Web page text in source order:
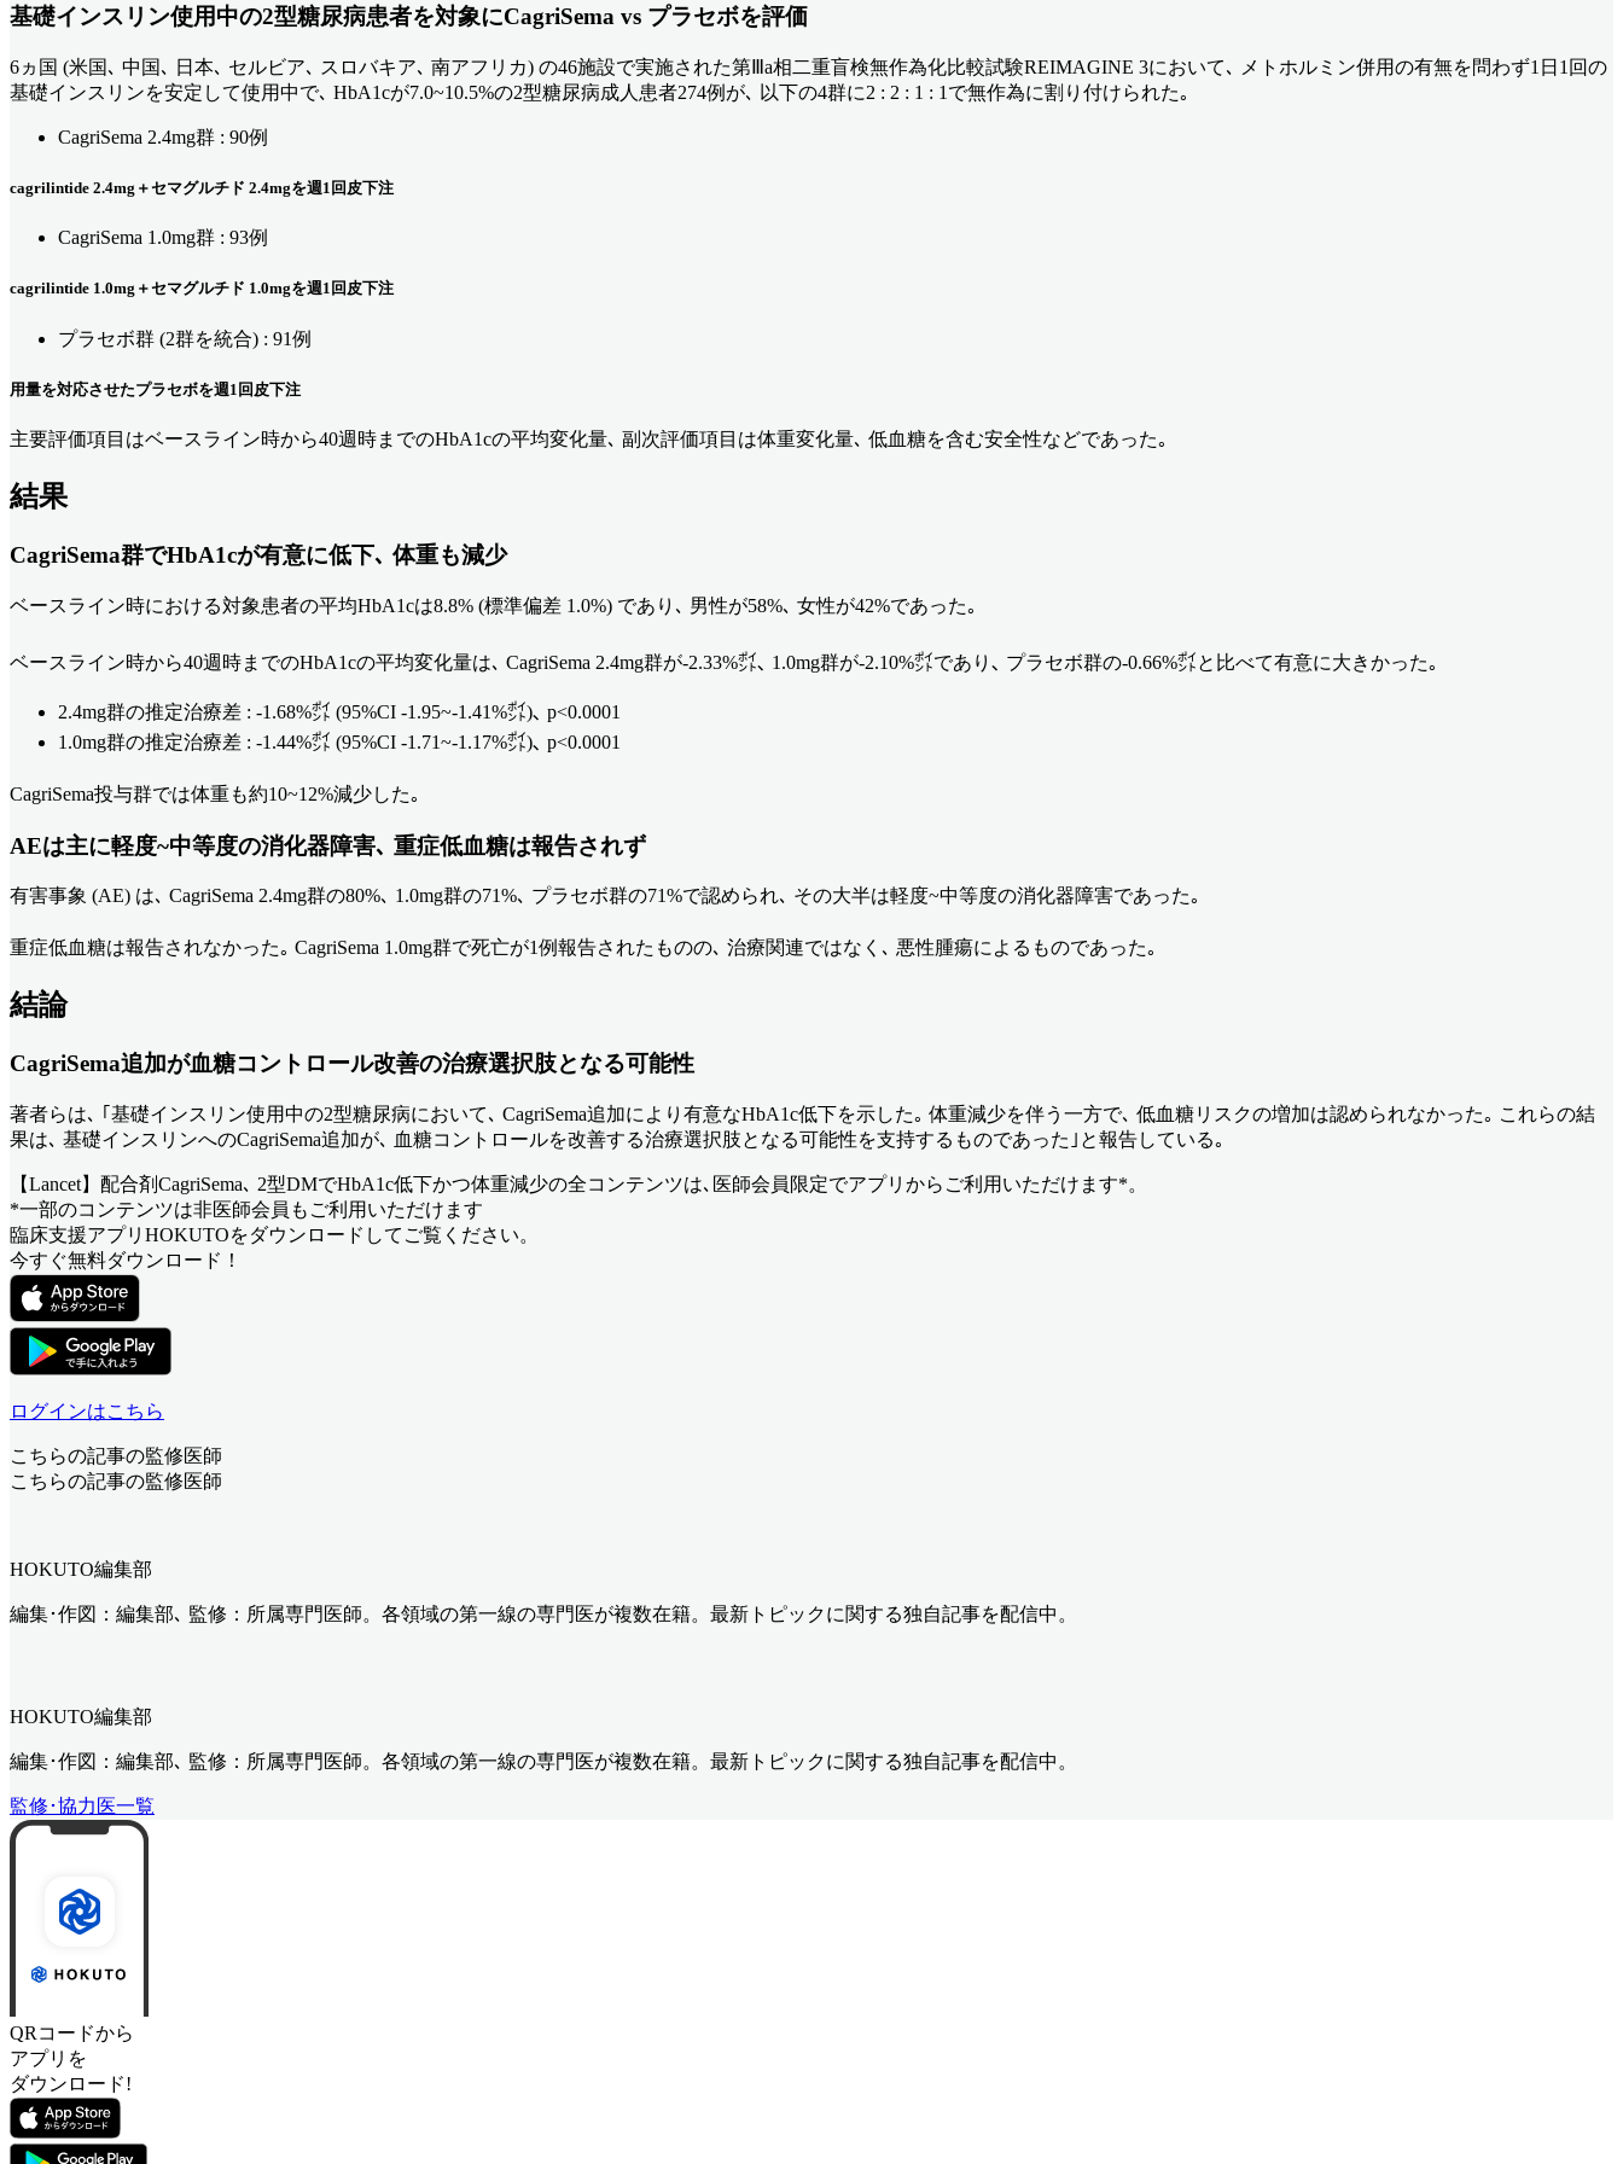
基礎インスリン使用中の2型糖尿病患者を対象にCagriSema vs プラセボを評価
6ヵ国 (米国､ 中国､ 日本､ セルビア､ スロバキア､ 南アフリカ) の46施設で実施された第Ⅲa相二重盲検無作為化比較試験REIMAGINE 3において､ メトホルミン併用の有無を問わず1日1回の
基礎インスリンを安定して使用中で､ HbA1cが7.0~10.5%の2型糖尿病成人患者274例が､ 以下の4群に2 : 2 : 1 : 1で無作為に割り付けられた｡
CagriSema 2.4mg群 : 90例
cagrilintide 2.4mg＋セマグルチド 2.4mgを週1回皮下注
CagriSema 1.0mg群 : 93例
cagrilintide 1.0mg＋セマグルチド 1.0mgを週1回皮下注
プラセボ群 (2群を統合) : 91例
用量を対応させたプラセボを週1回皮下注
主要評価項目はベースライン時から40週時までのHbA1cの平均変化量､ 副次評価項目は体重変化量､ 低血糖を含む安全性などであった｡
結果
CagriSema群でHbA1cが有意に低下､ 体重も減少
ベースライン時における対象患者の平均HbA1cは8.8% (標準偏差 1.0%) であり､ 男性が58%､ 女性が42%であった｡
ベースライン時から40週時までのHbA1cの平均変化量は､ CagriSema 2.4mg群が-2.33%㌽､ 1.0mg群が-2.10%㌽であり､ プラセボ群の-0.66%㌽と比べて有意に大きかった｡
2.4mg群の推定治療差 : -1.68%㌽ (95%CI -1.95~-1.41%㌽)､ p<0.0001
1.0mg群の推定治療差 : -1.44%㌽ (95%CI -1.71~-1.17%㌽)､ p<0.0001
CagriSema投与群では体重も約10~12%減少した｡
AEは主に軽度~中等度の消化器障害､ 重症低血糖は報告されず
有害事象 (AE) は､ CagriSema 2.4mg群の80%､ 1.0mg群の71%､ プラセボ群の71%で認められ､ その大半は軽度~中等度の消化器障害であった｡
重症低血糖は報告されなかった｡ CagriSema 1.0mg群で死亡が1例報告されたものの､ 治療関連ではなく､ 悪性腫瘍によるものであった｡
結論
CagriSema追加が血糖コントロール改善の治療選択肢となる可能性
著者らは､ ｢基礎インスリン使用中の2型糖尿病において､ CagriSema追加により有意なHbA1c低下を示した｡ 体重減少を伴う一方で､ 低血糖リスクの増加は認められなかった｡ これらの結
果は､ 基礎インスリンへのCagriSema追加が､ 血糖コントロールを改善する治療選択肢となる可能性を支持するものであった｣と報告している｡
【Lancet】配合剤CagriSema､ 2型DMでHbA1c低下かつ体重減少の全コンテンツは､医師会員限定でアプリからご利用いただけます*。
*一部のコンテンツは非医師会員もご利用いただけます
臨床支援アプリHOKUTOをダウンロードしてご覧ください。
今すぐ無料ダウンロード！
ログインはこちら
こちらの記事の監修医師
こちらの記事の監修医師
HOKUTO編集部
編集･作図：編集部､ 監修：所属専門医師。各領域の第一線の専門医が複数在籍。最新トピックに関する独自記事を配信中。
HOKUTO編集部
編集･作図：編集部､ 監修：所属専門医師。各領域の第一線の専門医が複数在籍。最新トピックに関する独自記事を配信中。
監修･協力医一覧
QRコードから
アプリを
ダウンロード!